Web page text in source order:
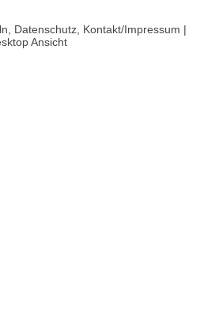
Datenschutz, Kontakt/Impressum |
Ansicht